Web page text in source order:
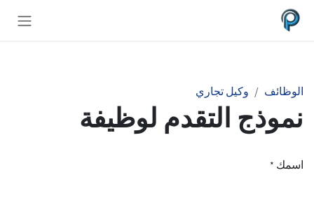
تخطي للذهاب إلى المحتوى
الوظائف وكيل تجاري
نموذج التقدم لوظيفة
اسمك *